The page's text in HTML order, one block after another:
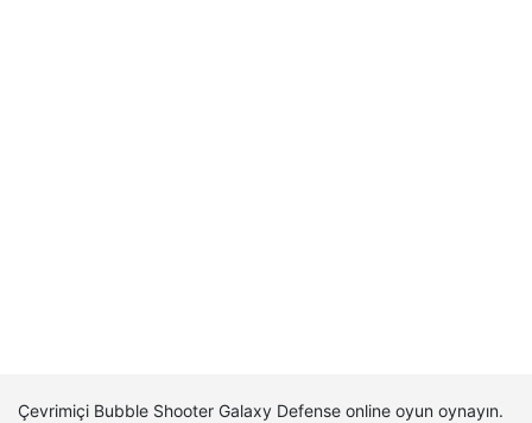
Çevrimiçi Bubble Shooter Galaxy Defense online oyun oynayın.